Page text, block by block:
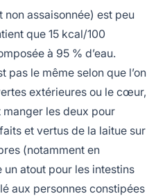
non assaisonnée) est peu
que 15 kcal/100
à 95 % d’eau.
pas le même selon que l’on
extérieures ou le cœur,
les deux pour
et vertus de la laitue sur
(notamment en
un atout pour les intestins
aux personnes constipées